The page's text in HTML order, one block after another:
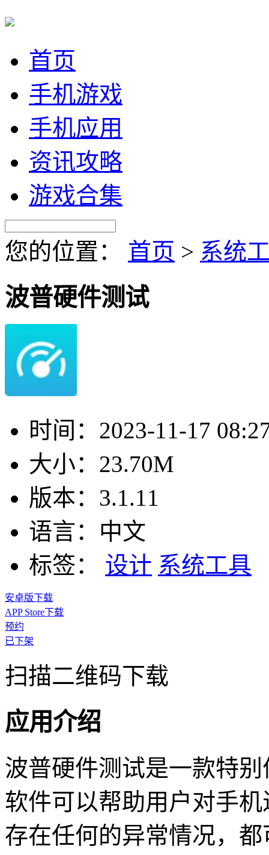
首页
手机游戏
手机应用
资讯攻略
游戏合集
您的位置： 首页 > 系统
波普硬件测试
时间： 2023-11-17
大小： 23.70M
版本： 3.1.11
语言： 中文
标签：
设计 系统工具
安卓版下载
APP Store下载
预约
已下架
扫描二维码下载
应用介绍
波普硬件测试是一款特别
软件可以帮助用户对手
存在任何的异常情况，